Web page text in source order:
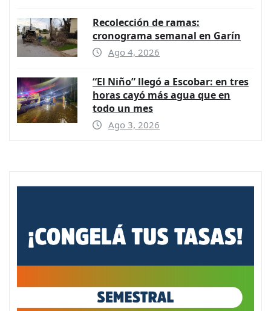
Recolección de ramas:
cronograma semanal en Garín
Ago 4, 2026
“El Niño” llegó a Escobar: en tres
horas cayó más agua que en
todo un mes
Ago 3, 2026